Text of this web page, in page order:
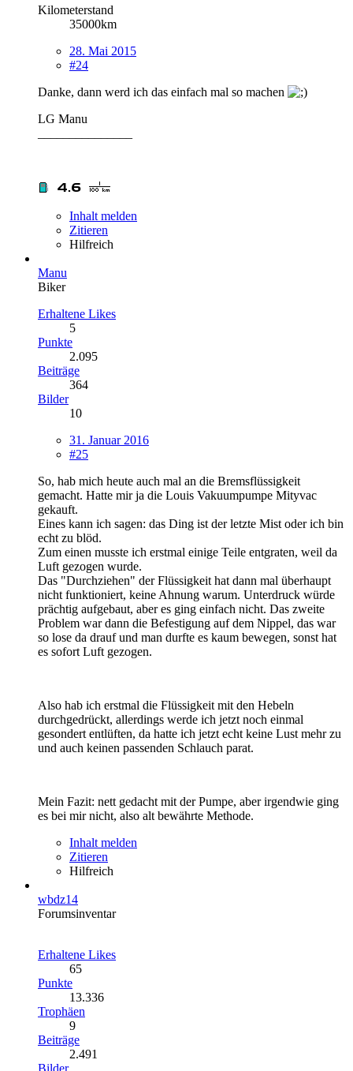
Kilometerstand
35000km
28. Mai 2015
#24
Danke, dann werd ich das einfach mal so machen
LG Manu
Inhalt melden
Zitieren
Hilfreich
Manu
Biker
Erhaltene Likes
5
Punkte
2.095
Beiträge
364
Bilder
10
31. Januar 2016
#25
So, hab mich heute auch mal an die Bremsflüssigkeit
gemacht. Hatte mir ja die Louis Vakuumpumpe Mityvac
gekauft.
Eines kann ich sagen: das Ding ist der letzte Mist oder ich bin
echt zu blöd.
Zum einen musste ich erstmal einige Teile entgraten, weil da
Luft gezogen wurde.
Das "Durchziehen" der Flüssigkeit hat dann mal überhaupt
nicht funktioniert, keine Ahnung warum. Unterdruck würde
prächtig aufgebaut, aber es ging einfach nicht. Das zweite
Problem war dann die Befestigung auf dem Nippel, das war
so lose da drauf und man durfte es kaum bewegen, sonst hat
es sofort Luft gezogen.
Also hab ich erstmal die Flüssigkeit mit den Hebeln
durchgedrückt, allerdings werde ich jetzt noch einmal
gesondert entlüften, da hatte ich jetzt echt keine Lust mehr zu
und auch keinen passenden Schlauch parat.
Mein Fazit: nett gedacht mit der Pumpe, aber irgendwie ging
es bei mir nicht, also alt bewährte Methode.
Inhalt melden
Zitieren
Hilfreich
wbdz14
Forumsinventar
Erhaltene Likes
65
Punkte
13.336
Trophäen
9
Beiträge
2.491
Bilder